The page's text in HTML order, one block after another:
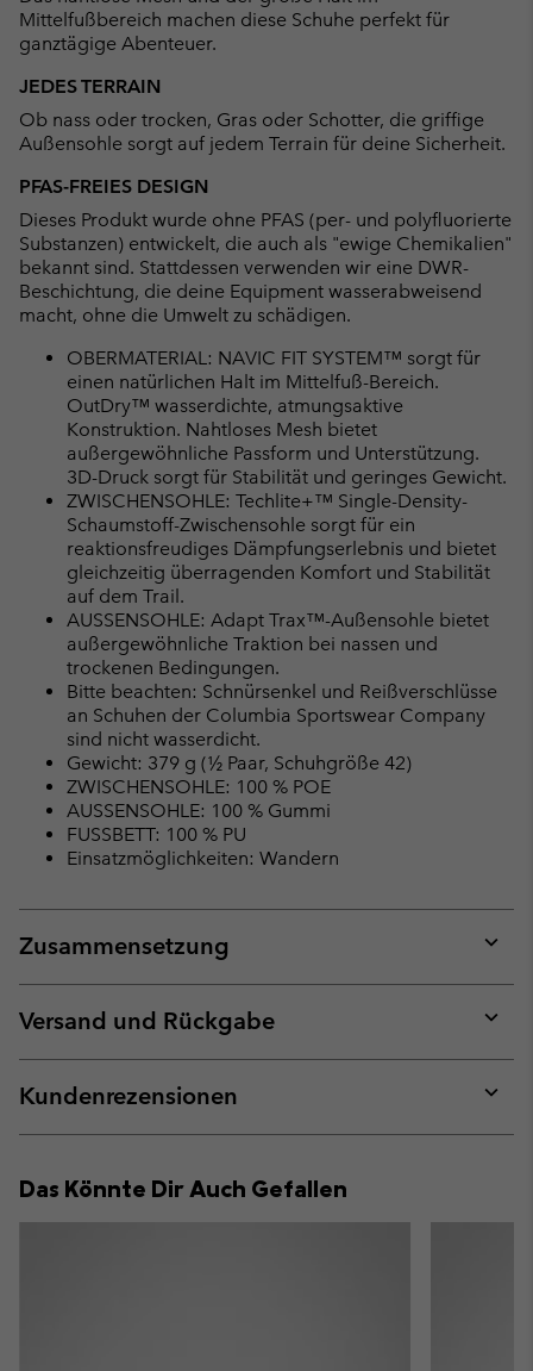
Mittelfußbereich machen diese Schuhe perfekt für
ganztägige Abenteuer.
JEDES TERRAIN
Ob nass oder trocken, Gras oder Schotter, die griffige
Außensohle sorgt auf jedem Terrain für deine Sicherheit.
PFAS-FREIES DESIGN
Dieses Produkt wurde ohne PFAS (per- und polyfluorierte
Substanzen) entwickelt, die auch als "ewige Chemikalien"
bekannt sind. Stattdessen verwenden wir eine DWR-
Beschichtung, die deine Equipment wasserabweisend
macht, ohne die Umwelt zu schädigen.
OBERMATERIAL: NAVIC FIT SYSTEM™ sorgt für
einen natürlichen Halt im Mittelfuß-Bereich.
OutDry™ wasserdichte, atmungsaktive
Konstruktion. Nahtloses Mesh bietet
außergewöhnliche Passform und Unterstützung.
3D-Druck sorgt für Stabilität und geringes Gewicht.
ZWISCHENSOHLE: Techlite+™ Single-Density-
Schaumstoff-Zwischensohle sorgt für ein
reaktionsfreudiges Dämpfungserlebnis und bietet
gleichzeitig überragenden Komfort und Stabilität
auf dem Trail.
AUSSENSOHLE: Adapt Trax™-Außensohle bietet
außergewöhnliche Traktion bei nassen und
trockenen Bedingungen.
Bitte beachten: Schnürsenkel und Reißverschlüsse
an Schuhen der Columbia Sportswear Company
sind nicht wasserdicht.
Gewicht: 379 g (½ Paar, Schuhgröße 42)
ZWISCHENSOHLE: 100 % POE
AUSSENSOHLE: 100 % Gummi
FUSSBETT: 100 % PU
Einsatzmöglichkeiten: Wandern
Zusammensetzung
or
Versand und Rückgabe
or
Kundenrezensionen
or
Das Könnte Dir Auch Gefallen